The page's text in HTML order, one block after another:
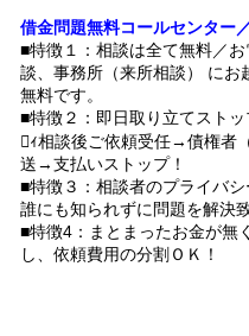
借金問題無料コールセンター
■特徴１：相談は全て無料／
談、事務所（来所相談） にお
無料です。
■特徴２：即日取り立てスト
ｨ相談後ご依頼受任→債権者
送→支払いストップ！
■特徴３：相談者のプライバ
誰にも知られずに問題を解決
■特徴4：まとまったお金が無
し、依頼費用の分割ＯＫ！